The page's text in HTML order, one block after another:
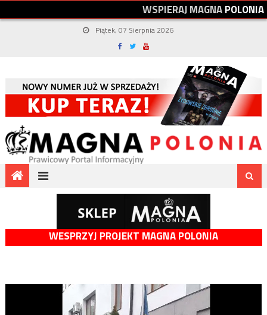
WSPIERAJMAGNAPOLONIA
Piątek, 07 Sierpnia 2026
WESPRZYJ PROJEKT MAGNA POLONIA